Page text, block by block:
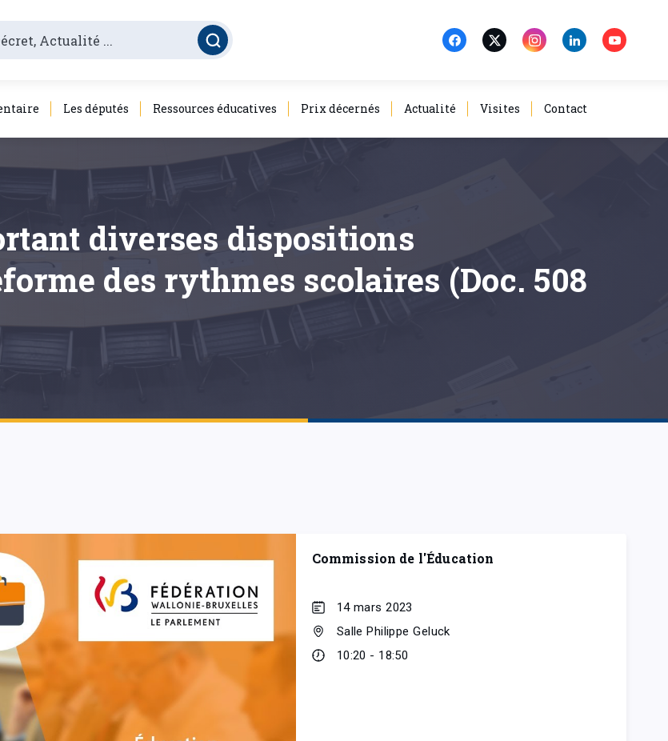
Les députés Ressources éducatives Prix décernés Actualité Visites Contact
diverses dispositions
des rythmes scolaires (Doc. 508
Commission de l'Éducation
14 mars 2023
Salle Philippe Geluck
10:20 - 18:50